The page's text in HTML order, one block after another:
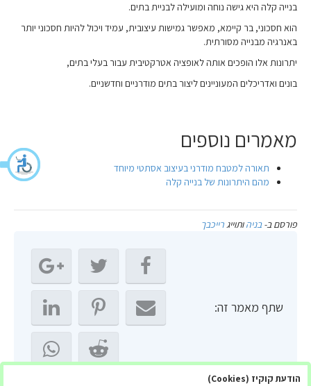
בנייה קלה היא גישה נוחה ומועילה לבניית בתים.
הוא חסכוני, בר קיימא, מאפשר גמישות עיצובית, עמיד ויכול להיות חסכוני יותר
באנרגיה מבנייה מסורתית.
יתרונות אלו הופכים אותה לאופציה אטרקטיבית עבור בעלי בתים,
בונים ואדריכלים המעוניינים ליצור בתים מודרניים וחדשניים.
מאמרים נוספים
תאורה למטבח מודרני בעיצוב אסתטי מיוחד
מהם היתרונות של בנייה קלה
פורסם ב-בניהותוייגרייכבך
שתף מאמר זה:
הודעת קוקיז (Cookies)